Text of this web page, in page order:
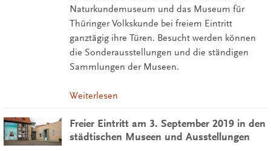
Naturkundemuseum und das Museum für
Thüringer Volkskunde bei freiem Eintritt
ganztägig ihre Türen. Besucht werden können
die Sonderausstellungen und die ständigen
Sammlungen der Museen.
Weiterlesen
Freier Eintritt am 3. September 2019 in den
städtischen Museen und Ausstellungen